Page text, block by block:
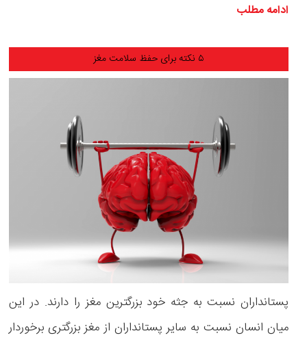
ادامه مطلب
۵ نکته برای حفظ سلامت مغز
پستانداران نسبت به جثه خود بزرگترین مغز را دارند. در این
میان انسان نسبت به سایر پستانداران از مغز بزرگتری برخوردار